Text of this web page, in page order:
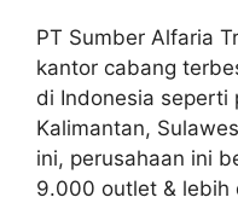
PT Sumber Alfaria
kantor cabang
di Indonesia seperti
Kalimantan,
ini, perusahaan ini
9.000 outlet & lebih